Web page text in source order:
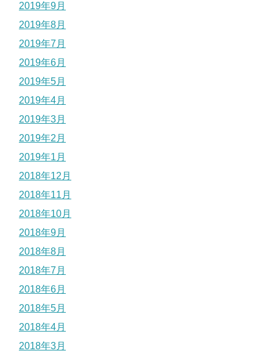
2019年9月
2019年8月
2019年7月
2019年6月
2019年5月
2019年4月
2019年3月
2019年2月
2019年1月
2018年12月
2018年11月
2018年10月
2018年9月
2018年8月
2018年7月
2018年6月
2018年5月
2018年4月
2018年3月